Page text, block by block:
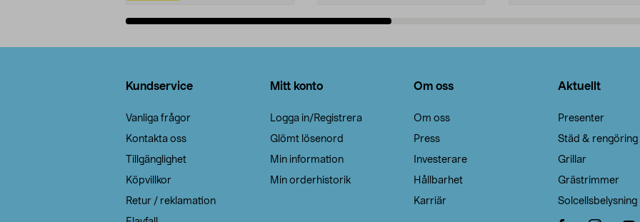
Kundservice
Vanliga frågor
Kontakta oss
Tillgänglighet
Köpvillkor
Retur / reklamation
Mitt konto
Logga in/Registrera
Glömt lösenord
Min information
Min orderhistorik
Om oss
Om oss
Press
Investerare
Hållbarhet
Karriär
Aktuellt
Presenter
Städ & rengöring
Grillar
Grästrimmer
Solcellsbelysning